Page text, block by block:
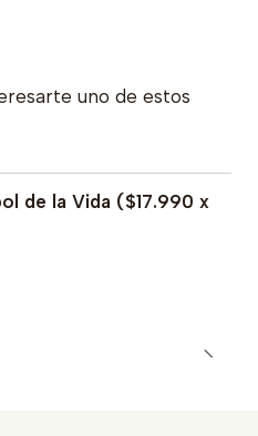
uno de estos
de la Vida ($17.990 x